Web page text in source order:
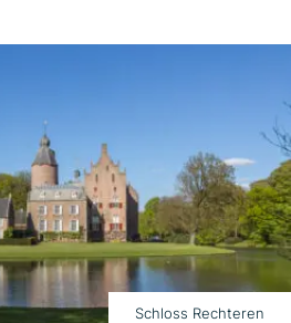
Schloss Rechteren